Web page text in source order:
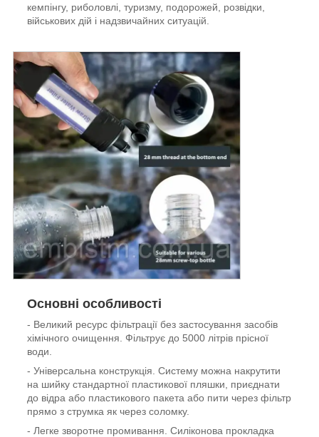
кемпінгу, риболовлі, туризму, подорожей, розвідки,
військових дій і надзвичайних ситуацій.
Основні особливості
- Великий ресурс фільтрації без застосування засобів
хімічного очищення. Фільтрує до 5000 літрів прісної
води.
- Універсальна конструкція. Систему можна накрутити
на шийку стандартної пластикової пляшки, приєднати
до відра або пластикового пакета або пити через фільтр
прямо з струмка як через соломку.
- Легке зворотне промивання. Силіконова прокладка